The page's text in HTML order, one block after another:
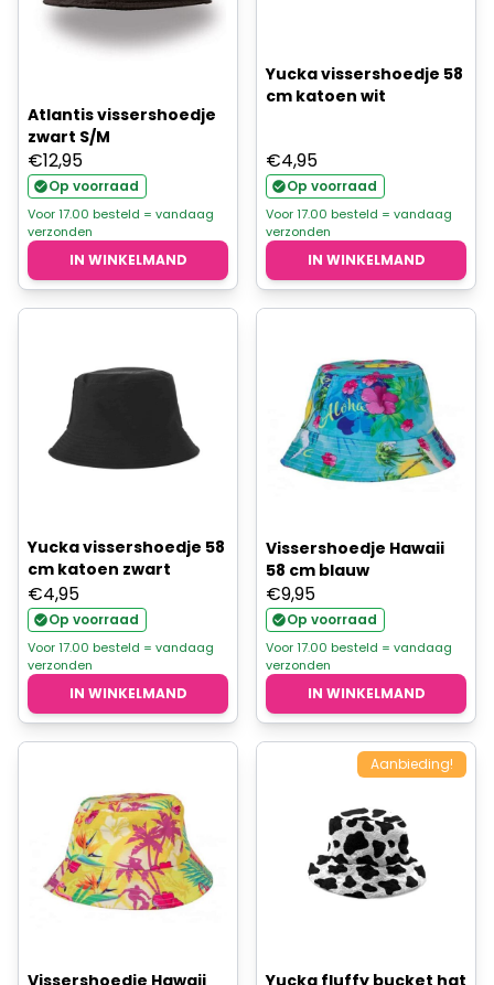
Atlantis vissershoedje
zwart S/M
€12,95
Op voorraad
Voor 17.00 besteld = vandaag
verzonden
IN WINKELMAND
Yucka vissershoedje 58
cm katoen wit
€4,95
Op voorraad
Voor 17.00 besteld = vandaag
verzonden
IN WINKELMAND
Yucka vissershoedje 58
cm katoen zwart
€4,95
Op voorraad
Voor 17.00 besteld = vandaag
verzonden
IN WINKELMAND
Vissershoedje Hawaii
58 cm blauw
€9,95
Op voorraad
Voor 17.00 besteld = vandaag
verzonden
IN WINKELMAND
Vissershoedje Hawaii
Aanbieding!
Yucka fluffy bucket hat